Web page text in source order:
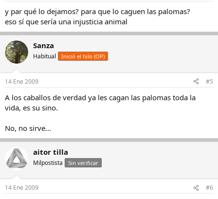
y par qué lo dejamos? para que lo caguen las palomas?
eso sí que sería una injusticia animal
Sanza
Habitual Inició el hilo (OP)
14 Ene 2009 #5
A los caballos de verdad ya les cagan las palomas toda la
vida, es su sino.
No, no sirve...
aitor tilla
Milpostista Sin verificar
14 Ene 2009 #6